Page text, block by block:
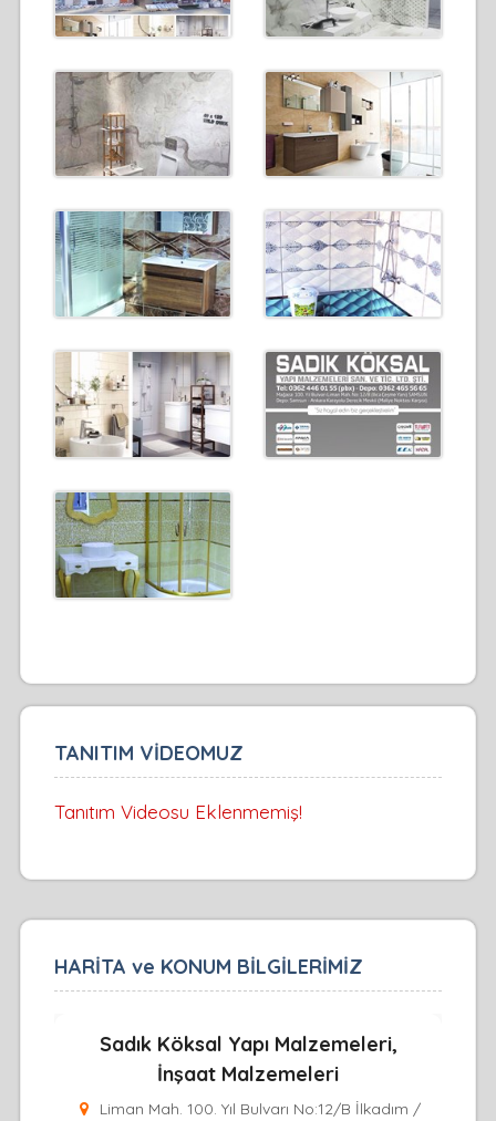
TANITIM VİDEOMUZ
Tanıtım Videosu Eklenmemiş!
HARİTA ve KONUM BİLGİLERİMİZ
Sadık Köksal Yapı Malzemeleri,
İnşaat Malzemeleri
Liman Mah. 100. Yıl Bulvarı No:12/B İlkadım /